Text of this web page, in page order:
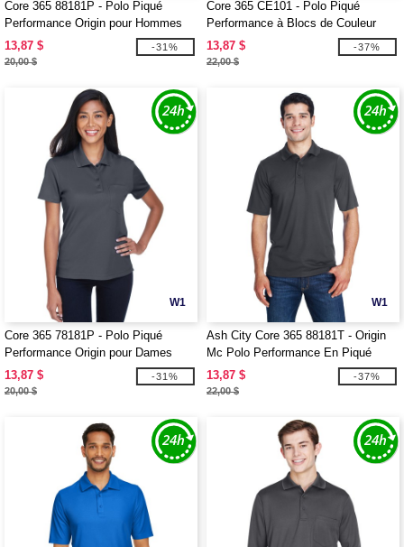
Core 365 88181P - Polo Piqué
Performance Origin pour Hommes
avec Poche
13,87 $
20,00 $
-31%
Core 365 CE101 - Polo Piqué
Performance à Blocs de Couleur
pour Hommes
13,87 $
22,00 $
-37%
W1
Core 365 78181P - Polo Piqué
Performance Origin pour Dames
avec Poche
13,87 $
20,00 $
-31%
W1
Ash City Core 365 88181T - Origin
Mc Polo Performance En Piqué
13,87 $
22,00 $
-37%